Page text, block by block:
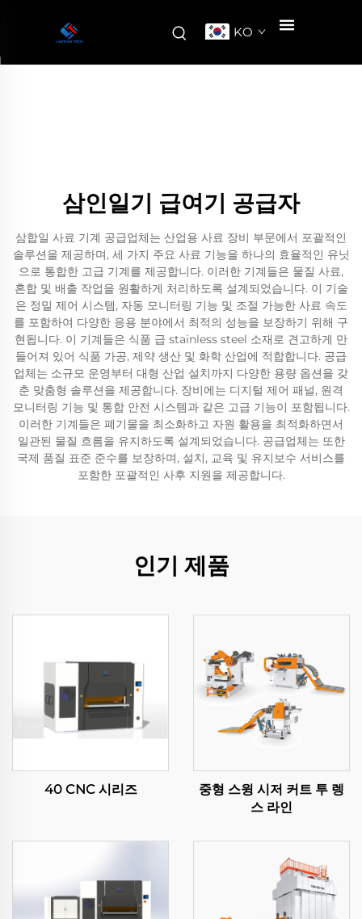
KO
삼인일기 급여기 공급자
삼합일 사료 기계 공급업체는 산업용 사료 장비 부문에서 포괄적인
솔루션을 제공하며, 세 가지 주요 사료 기능을 하나의 효율적인 유닛
으로 통합한 고급 기계를 제공합니다. 이러한 기계들은 물질 사료,
혼합 및 배출 작업을 원활하게 처리하도록 설계되었습니다. 이 기술
은 정밀 제어 시스템, 자동 모니터링 기능 및 조절 가능한 사료 속도
를 포함하여 다양한 응용 분야에서 최적의 성능을 보장하기 위해 구
현됩니다. 이 기계들은 식품 급 stainless steel 소재로 견고하게 만
들어져 있어 식품 가공, 제약 생산 및 화학 산업에 적합합니다. 공급
업체는 소규모 운영부터 대형 산업 설치까지 다양한 용량 옵션을 갖
춘 맞춤형 솔루션을 제공합니다. 장비에는 디지털 제어 패널, 원격
모니터링 기능 및 통합 안전 시스템과 같은 고급 기능이 포함됩니다.
이러한 기계들은 폐기물을 최소화하고 자원 활용을 최적화하면서
일관된 물질 흐름을 유지하도록 설계되었습니다. 공급업체는 또한
국제 품질 표준 준수를 보장하며, 설치, 교육 및 유지보수 서비스를
포함한 포괄적인 사후 지원을 제공합니다.
인기 제품
40 CNC 시리즈
중형 스윙 시저 커트 투 렝
스 라인